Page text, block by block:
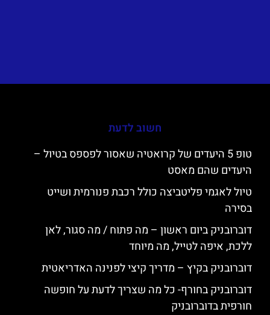
חשוב לדעת
טופ 5 היעדים של קרואטיה שאסור לפספס בטיול –
היעדים שהם מאסט
טיול לאגמי פליטביצה כולל רכבת פנורמית ושייט
בסירה
דוברובניק ביום ראשון – מה פתוח / מה סגור, לאן
ללכת, איפה לטייל, מה מיוחד
דוברובניק בקיץ – מדריך קיצי לפנינה האדריאטית
דוברובניק בחורף- כל מה שצריך לדעת על חופשה
חורפית בדוברובניק